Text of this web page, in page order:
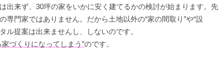
出来ず、30坪の家をいかに安く建てるかの検討が始まります。先
門家ではありません。だから土地以外の“家の間取り”や“設
ル提案は出来ませんし、しないのです。
づくりになってしまう”のです。